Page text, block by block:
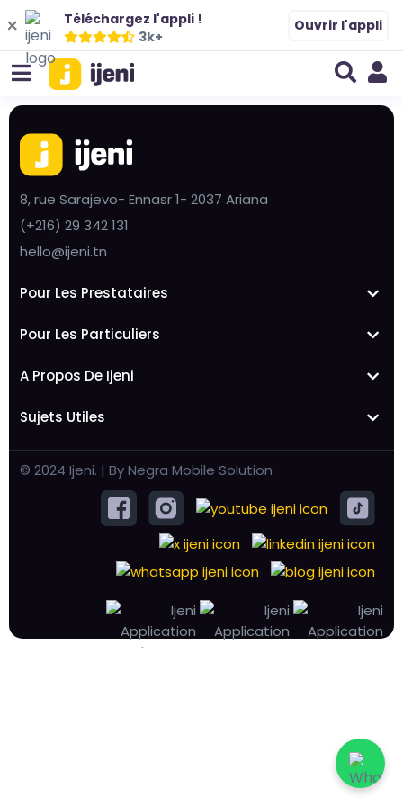
Téléchargez l'appli !
3k+
Ouvrir l'appli
8, rue Sarajevo- Ennasr 1- 2037 Ariana
(+216) 29 342 131
hello@ijeni.tn
Pour Les Prestataires
Pour Les Particuliers
A Propos De Ijeni
Sujets Utiles
© 2024 Ijeni. | By Negra Mobile Solution